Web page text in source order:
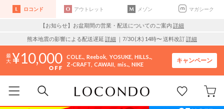
ロコンド アウトレット メゾン マガシーク
【お知らせ】お盆期間の営業・配送についてのご案内 詳細
熊本地震の影響による配送遅延 詳細 ｜7/30 (木) 14時〜 送料改訂詳細
10,000 COLE.. Reebok YOSUKE HILLS..
Z-CRAFT CAWAII mis.. NIKE
キャンペーン